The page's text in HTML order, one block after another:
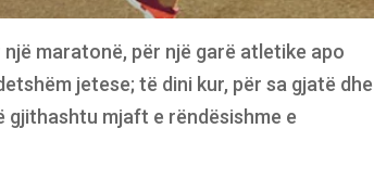
maratonë, për një garë atletike apo
jetese; të dini kur, për sa gjatë dhe
gjithashtu mjaft e rëndësishme e